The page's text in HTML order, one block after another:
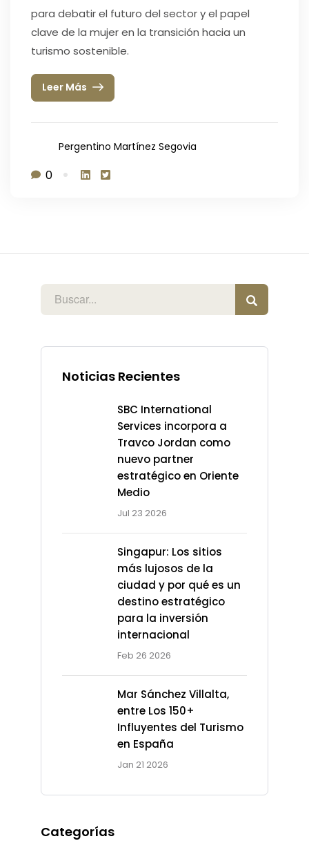
Noticias Recientes
SBC International
Services incorpora a
Travco Jordan como
nuevo partner
estratégico en Oriente
Medio
Jul 23 2026
Singapur: Los sitios
más lujosos de la
ciudad y por qué es un
destino estratégico
para la inversión
internacional
Feb 26 2026
Mar Sánchez Villalta,
entre Los 150+
Influyentes del Turismo
en España
Jan 21 2026
Categorías
para debatir el futuro del sector y el papel
clave de la mujer en la transición hacia un
turismo sostenible.
Leer Más
Pergentino Martínez Segovia
0